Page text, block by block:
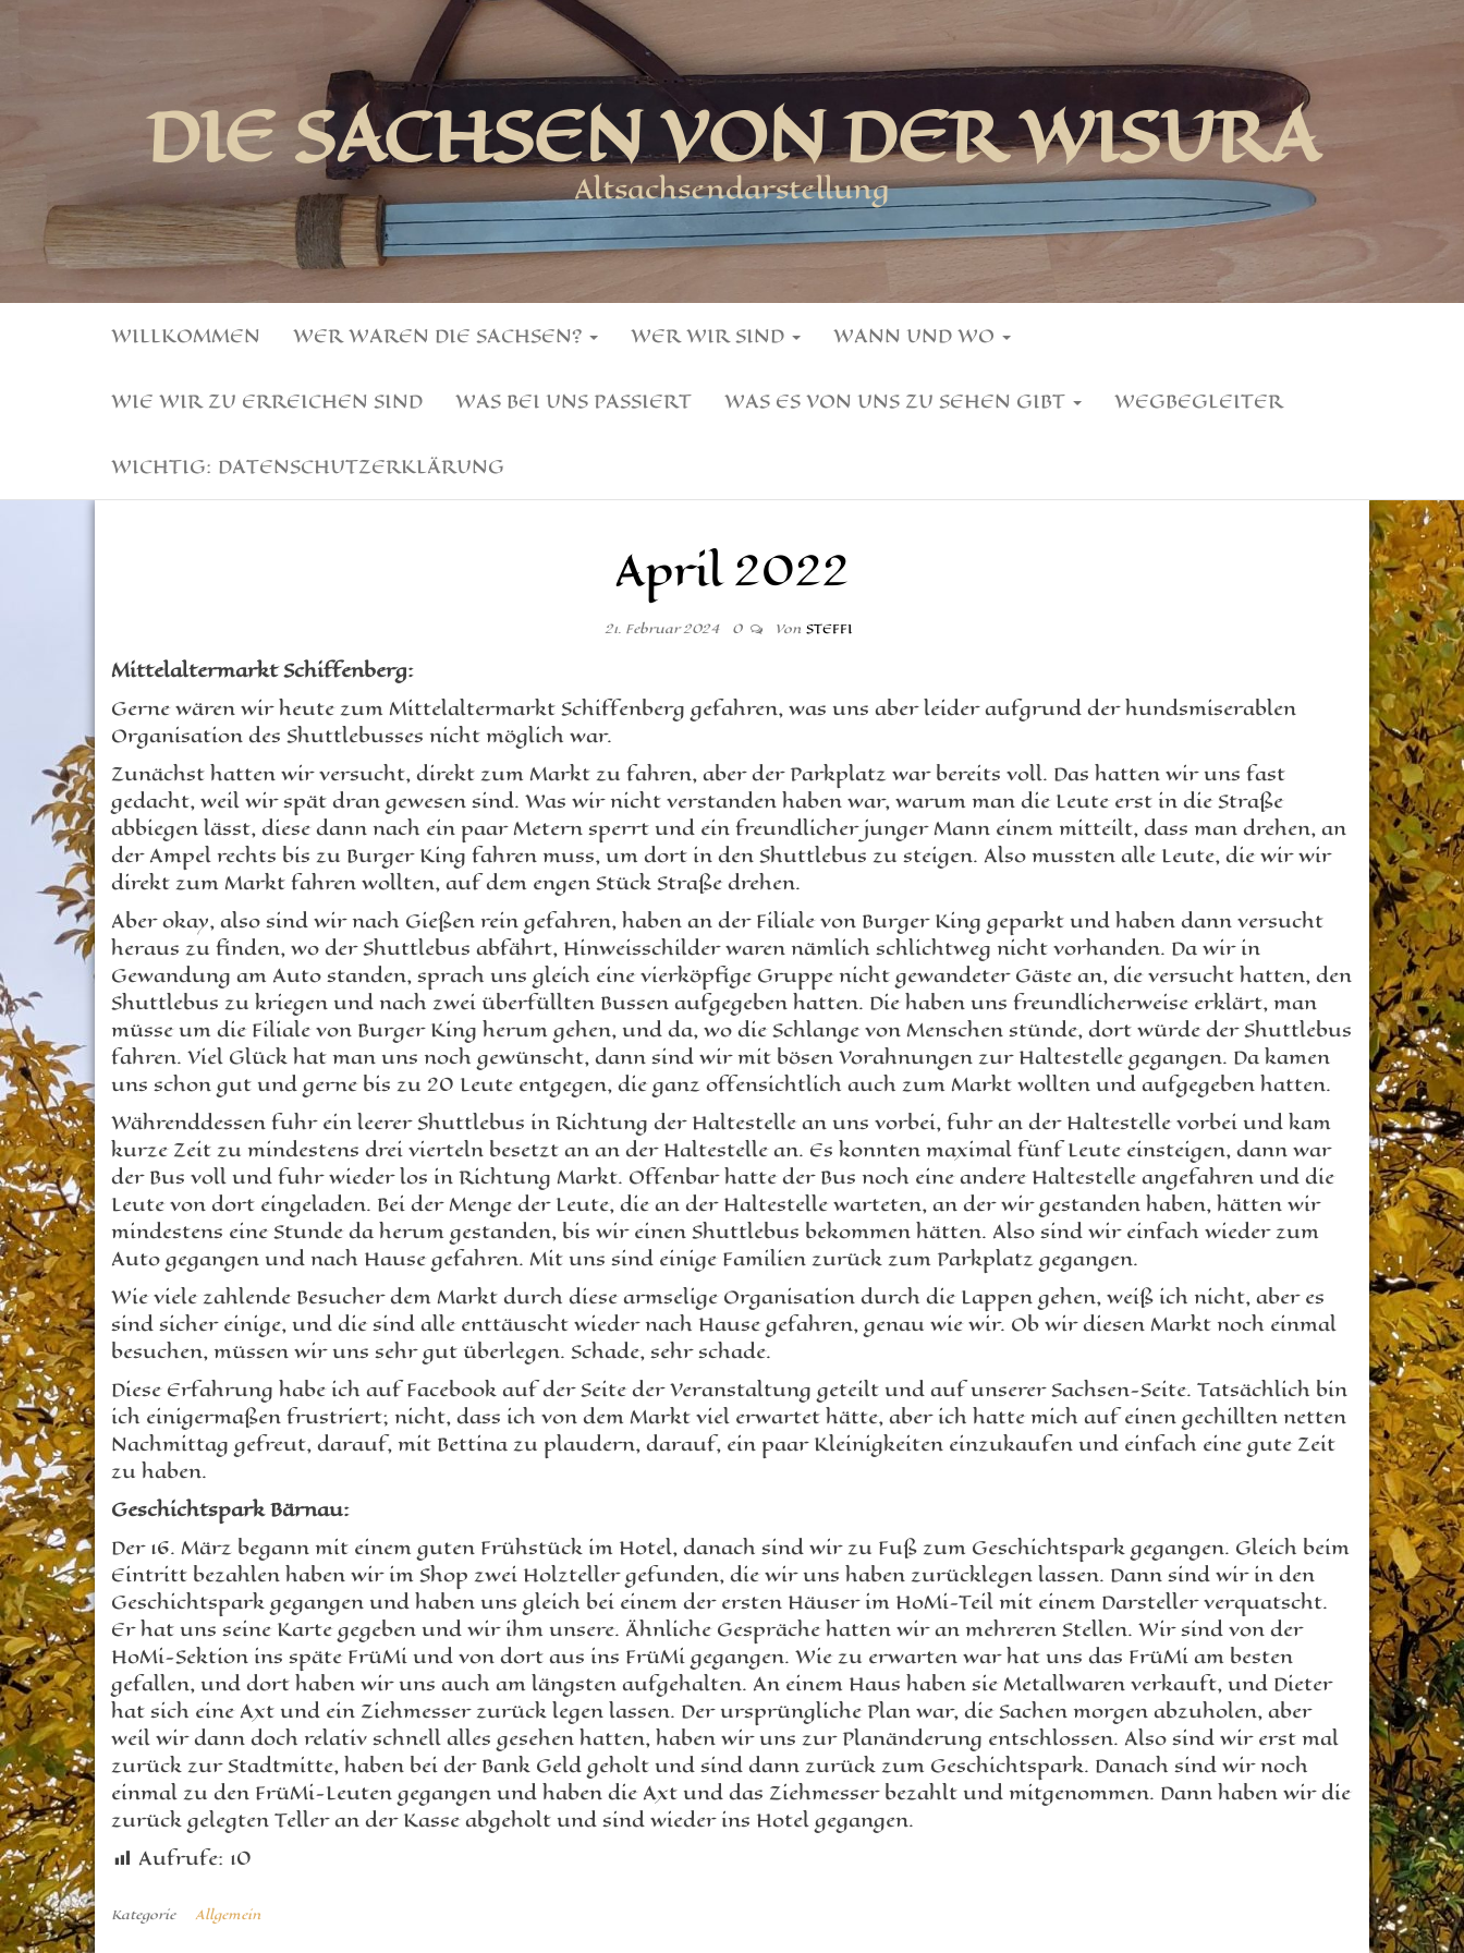
DIE SACHSEN VON DER WISURA
Altsachsendarstellung
WILLKOMMEN WER WAREN DIE SACHSEN? WER WIR SIND WANN UND WO
WIE WIR ZU ERREICHEN SIND WAS BEI UNS PASSIERT WAS ES VON UNS ZU SEHEN GIBT WEGBEGLEITER
WICHTIG: DATENSCHUTZERKLÄRUNG
April 2022
21. Februar 2024 0 Von STEFFI
Mittelaltermarkt Schiffenberg:
Gerne wären wir heute zum Mittelaltermarkt Schiffenberg gefahren, was uns aber leider aufgrund der hundsmiserablen
Organisation des Shuttlebusses nicht möglich war.
Zunächst hatten wir versucht, direkt zum Markt zu fahren, aber der Parkplatz war bereits voll. Das hatten wir uns fast
gedacht, weil wir spät dran gewesen sind. Was wir nicht verstanden haben war, warum man die Leute erst in die Straße
abbiegen lässt, diese dann nach ein paar Metern sperrt und ein freundlicher junger Mann einem mitteilt, dass man drehen, an
der Ampel rechts bis zu Burger King fahren muss, um dort in den Shuttlebus zu steigen. Also mussten alle Leute, die wir wir
direkt zum Markt fahren wollten, auf dem engen Stück Straße drehen.
Aber okay, also sind wir nach Gießen rein gefahren, haben an der Filiale von Burger King geparkt und haben dann versucht
heraus zu finden, wo der Shuttlebus abfährt, Hinweisschilder waren nämlich schlichtweg nicht vorhanden. Da wir in
Gewandung am Auto standen, sprach uns gleich eine vierköpfige Gruppe nicht gewandeter Gäste an, die versucht hatten, den
Shuttlebus zu kriegen und nach zwei überfüllten Bussen aufgegeben hatten. Die haben uns freundlicherweise erklärt, man
müsse um die Filiale von Burger King herum gehen, und da, wo die Schlange von Menschen stünde, dort würde der Shuttlebus
fahren. Viel Glück hat man uns noch gewünscht, dann sind wir mit bösen Vorahnungen zur Haltestelle gegangen. Da kamen
uns schon gut und gerne bis zu 20 Leute entgegen, die ganz offensichtlich auch zum Markt wollten und aufgegeben hatten.
Währenddessen fuhr ein leerer Shuttlebus in Richtung der Haltestelle an uns vorbei, fuhr an der Haltestelle vorbei und kam
kurze Zeit zu mindestens drei vierteln besetzt an an der Haltestelle an. Es konnten maximal fünf Leute einsteigen, dann war
der Bus voll und fuhr wieder los in Richtung Markt. Offenbar hatte der Bus noch eine andere Haltestelle angefahren und die
Leute von dort eingeladen. Bei der Menge der Leute, die an der Haltestelle warteten, an der wir gestanden haben, hätten wir
mindestens eine Stunde da herum gestanden, bis wir einen Shuttlebus bekommen hätten. Also sind wir einfach wieder zum
Auto gegangen und nach Hause gefahren. Mit uns sind einige Familien zurück zum Parkplatz gegangen.
Wie viele zahlende Besucher dem Markt durch diese armselige Organisation durch die Lappen gehen, weiß ich nicht, aber es
sind sicher einige, und die sind alle enttäuscht wieder nach Hause gefahren, genau wie wir. Ob wir diesen Markt noch einmal
besuchen, müssen wir uns sehr gut überlegen. Schade, sehr schade.
Diese Erfahrung habe ich auf Facebook auf der Seite der Veranstaltung geteilt und auf unserer Sachsen-Seite. Tatsächlich bin
ich einigermaßen frustriert; nicht, dass ich von dem Markt viel erwartet hätte, aber ich hatte mich auf einen gechillten netten
Nachmittag gefreut, darauf, mit Bettina zu plaudern, darauf, ein paar Kleinigkeiten einzukaufen und einfach eine gute Zeit
zu haben.
Geschichtspark Bärnau:
Der 16. März begann mit einem guten Frühstück im Hotel, danach sind wir zu Fuß zum Geschichtspark gegangen. Gleich beim
Eintritt bezahlen haben wir im Shop zwei Holzteller gefunden, die wir uns haben zurücklegen lassen. Dann sind wir in den
Geschichtspark gegangen und haben uns gleich bei einem der ersten Häuser im HoMi-Teil mit einem Darsteller verquatscht.
Er hat uns seine Karte gegeben und wir ihm unsere. Ähnliche Gespräche hatten wir an mehreren Stellen. Wir sind von der
HoMi-Sektion ins späte FrüMi und von dort aus ins FrüMi gegangen. Wie zu erwarten war hat uns das FrüMi am besten
gefallen, und dort haben wir uns auch am längsten aufgehalten. An einem Haus haben sie Metallwaren verkauft, und Dieter
hat sich eine Axt und ein Ziehmesser zurück legen lassen. Der ursprüngliche Plan war, die Sachen morgen abzuholen, aber
weil wir dann doch relativ schnell alles gesehen hatten, haben wir uns zur Planänderung entschlossen. Also sind wir erst mal
zurück zur Stadtmitte, haben bei der Bank Geld geholt und sind dann zurück zum Geschichtspark. Danach sind wir noch
einmal zu den FrüMi-Leuten gegangen und haben die Axt und das Ziehmesser bezahlt und mitgenommen. Dann haben wir die
zurück gelegten Teller an der Kasse abgeholt und sind wieder ins Hotel gegangen.
Aufrufe: 10
Kategorie Allgemein